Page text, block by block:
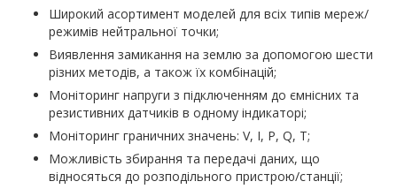
Широкий асортимент моделей для всіх типів мереж/
режимів нейтральної точки;
Виявлення замикання на землю за допомогою шести
різних методів, а також їх комбінацій;
Моніторинг напруги з підключенням до ємнісних та
резистивних датчиків в одному індикаторі;
Моніторинг граничних значень: V, I, P, Q, T;
Можливість збирання та передачі даних, що
відносяться до розподільного пристрою/станції;